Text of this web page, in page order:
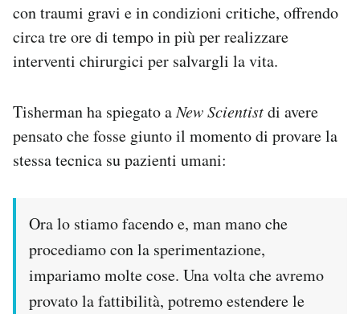
con traumi gravi e in condizioni critiche, offrendo
circa tre ore di tempo in più per realizzare
interventi chirurgici per salvargli la vita.
Tisherman ha spiegato aNew Scientistdi avere
pensato che fosse giunto il momento di provare la
stessa tecnica su pazienti umani:
Ora lo stiamo facendo e, man mano che
procediamo con la sperimentazione,
impariamo molte cose. Una volta che avremo
provato la fattibilità, potremo estendere le